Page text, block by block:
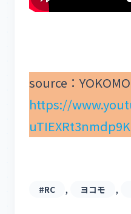
source：
https://
#RC , ヨコモ ,